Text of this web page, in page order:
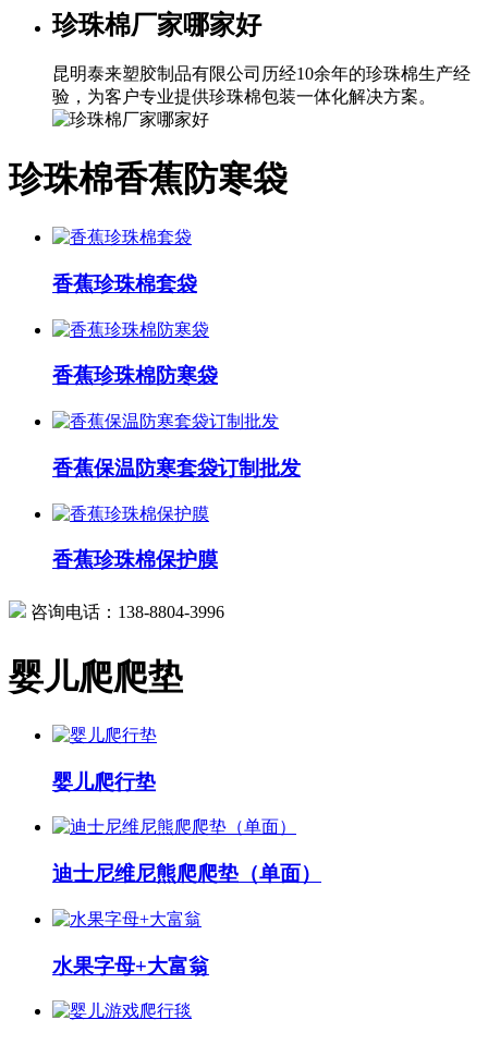
珍珠棉厂家哪家好
昆明泰来塑胶制品有限公司历经10余年的珍珠棉生产经
验，为客户专业提供珍珠棉包装一体化解决方案。
珍珠棉香蕉防寒袋
香蕉珍珠棉套袋
香蕉珍珠棉防寒袋
香蕉保温防寒套袋订制批发
香蕉珍珠棉保护膜
咨询电话： 138-8804-3996
婴儿爬爬垫
婴儿爬行垫
迪士尼维尼熊爬爬垫（单面）
水果字母+大富翁